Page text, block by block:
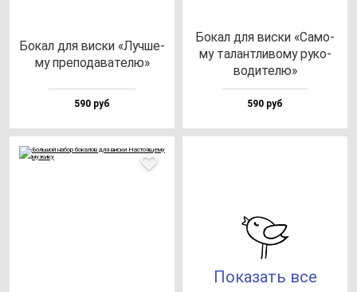
Бокал для вис­ки «Луч­ше­
му пре­по­да­ва­те­лю»
590 руб
Бокал для вис­ки «Само­
му та­лан­тли­во­му ру­ко­
во­ди­те­лю»
590 руб
Показать все